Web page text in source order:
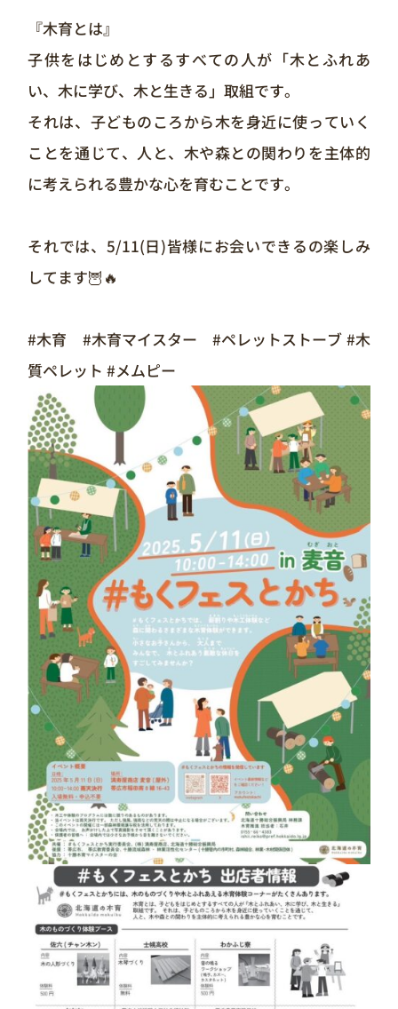
『木育とは』
子供をはじめとするすべての人が「木とふれあ
い、木に学び、木と生きる」取組です。
それは、子どものころから木を身近に使っていく
ことを通じて、人と、木や森との関わりを主体的
に考えられる豊かな心を育むことです。
それでは、5/11(日)皆様にお会いできるの楽しみ
してます🦉🔥
#木育 #木育マイスター #ペレットストーブ #木
質ペレット #メムピー